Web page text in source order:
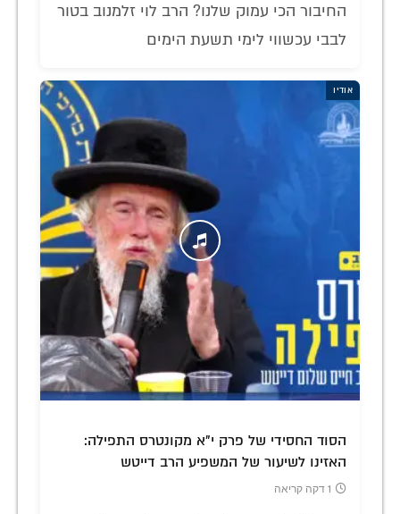
החיבור הכי עמוק שלנו? הרב לוי זלמנוב בטור
לבבי עכשווי לימי תשעת הימים
אודיו
הסוד החסידי של פרק י"א מקונטרס התפילה:
האזינו לשיעור של המשפיע הרב דייטש
1 דקה קריאה